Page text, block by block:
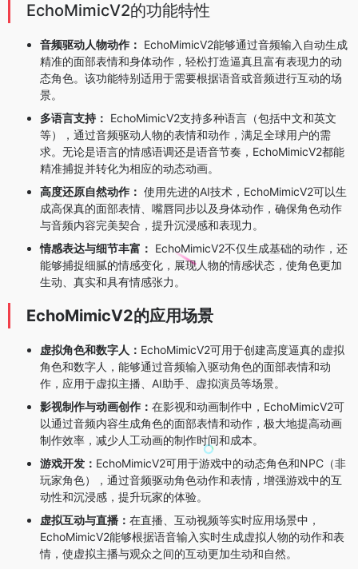
EchoMimicV2的功能特性
音频驱动人物动作： EchoMimicV2能够通过音频输入自动生成
精准的面部表情和身体动作，轻松打造逼真且富有表现力的动
态角色。该功能特别适用于需要根据语音或音频进行互动的场
景。
多语言支持： EchoMimicV2支持多种语言（包括中文和英文
等），通过音频驱动人物的表情和动作，满足全球用户的需
求。无论是语言的情感语调还是语音节奏，EchoMimicV2都能
精准捕捉并转化为相应的动态动画。
高度还原自然动作： 使用先进的AI技术，EchoMimicV2可以生
成高保真的面部表情、嘴唇同步以及身体动作，确保角色动作
与音频内容完美契合，提升沉浸感和表现力。
情感表达与细节丰富： EchoMimicV2不仅生成基础的动作，还
能够捕捉细腻的情感变化，展现人物的情感状态，使角色更加
生动、真实和具有情感张力。
EchoMimicV2的应用场景
虚拟角色和数字人： EchoMimicV2可用于创建高度逼真的虚拟
角色和数字人，能够通过音频输入驱动角色的面部表情和动
作，应用于虚拟主播、AI助手、虚拟演员等场景。
影视制作与动画创作： 在影视和动画制作中，EchoMimicV2可
以通过音频内容生成角色的面部表情和动作，极大地提高动画
制作效率，减少人工动画的制作时间和成本。
游戏开发： EchoMimicV2可用于游戏中的动态角色和NPC（非
玩家角色），通过音频驱动角色动作和表情，增强游戏中的互
动性和沉浸感，提升玩家的体验。
虚拟互动与直播： 在直播、互动视频等实时应用场景中，
EchoMimicV2能够根据语音输入实时生成虚拟人物的动作和表
情，使虚拟主播与观众之间的互动更加生动和自然。